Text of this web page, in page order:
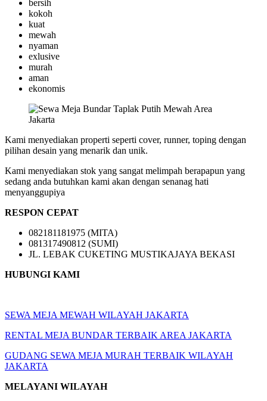
bersih
kokoh
kuat
mewah
nyaman
exlusive
murah
aman
ekonomis
Kami menyediakan properti seperti cover, runner, toping dengan
pilihan desain yang menarik dan unik.
Kami menyediakan stok yang sangat melimpah berapapun yang
sedang anda butuhkan kami akan dengan senanag hati
menyanggupiya
RESPON CEPAT
082181181975 (MITA)
081317490812 (SUMI)
JL. LEBAK CUKETING MUSTIKAJAYA BEKASI
HUBUNGI KAMI
SEWA MEJA MEWAH WILAYAH JAKARTA
RENTAL MEJA BUNDAR TERBAIK AREA JAKARTA
GUDANG SEWA MEJA MURAH TERBAIK WILAYAH
JAKARTA
MELAYANI WILAYAH